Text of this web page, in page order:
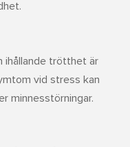
ihållande trötthet är
vid stress kan
minnesstörningar.